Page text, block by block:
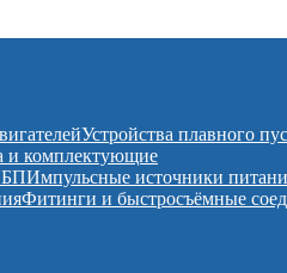
Устройства плавного
и комплектующие
Импульсные источники
Фитинги и быстросъёмные